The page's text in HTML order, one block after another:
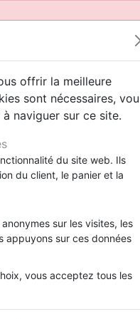
biblique
dessinées
Relation d'aide
société, politique
jeunes
Hip-hop
Adoration
Rock
fiction
States).
Dieu - Trouver notre
offrir la meilleure
sont nécessaires,
naviguer sur ce site.
du site web. Ils
du client, le panier et la
sur les visites, les
appuyons sur ces données
vous acceptez tous les